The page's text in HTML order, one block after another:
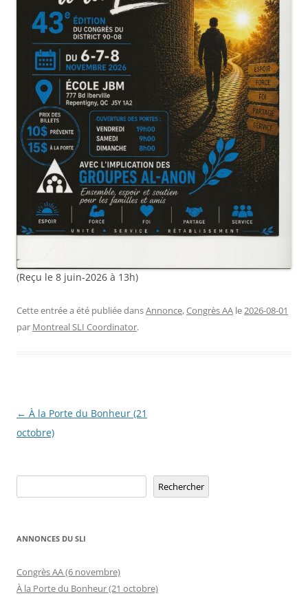
(Reçu le 8 juin-2026 à 13h)
Cette entrée a été publiée dansAnnonce,Congrès AA le2026-08-01
par Montreal SLI Coordinator.
Navigation
des
← À la Porte du Bonheur (21
octobre)
Rechercher
ANNONCES DU SLI
Congrès AA (6 novembre)
À la Porte du Bonheur (21 octobre)